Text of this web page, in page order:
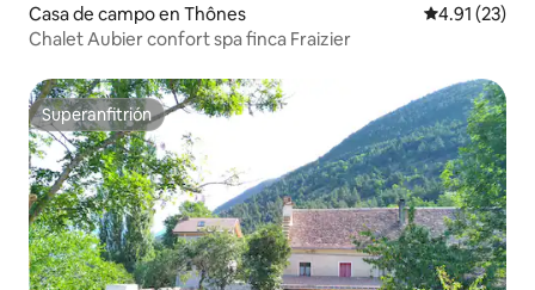
Casa de campo en Thônes Calificación
4.91 (23)
Chalet Aubier confort spa finca Fraizier
Superanfitrión
Superanfitrión